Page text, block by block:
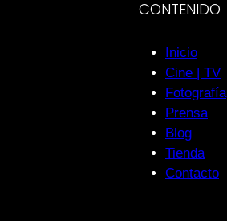
CONTENIDO
Inicio
Cine | TV
Fotografía
Prensa
Blog
Tienda
Contacto